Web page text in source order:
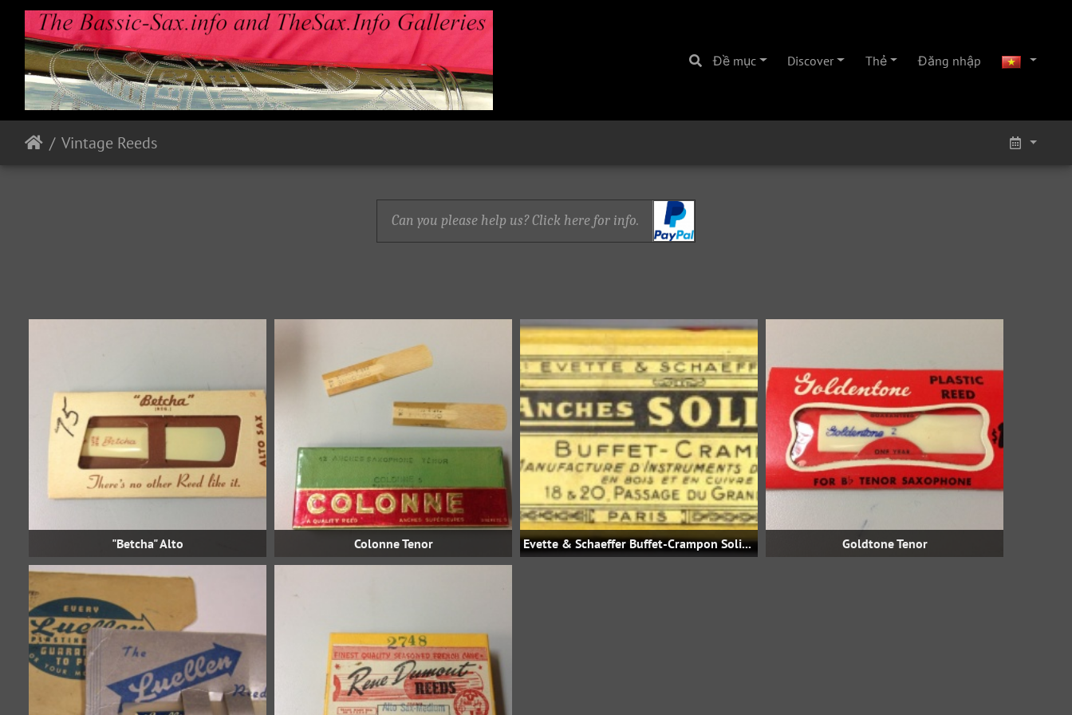
Đề mục Discover Thẻ Đăng nhập
Vintage Reeds
Can you please help us? Click here for info.
"Betcha" Alto Colonne Tenor Evette & Schaeffer Buffet-Crampon Soliste Goldtone Tenor